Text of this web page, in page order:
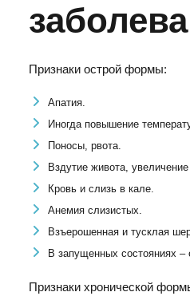
Признаки острой формы:
Апатия.
Иногда повышение
Поносы, рвота.
Вздутие живота,
Кровь и слизь в кале.
Анемия слизистых.
Взъерошенная и тусклая
В запущенных состояниях
Признаки хронической